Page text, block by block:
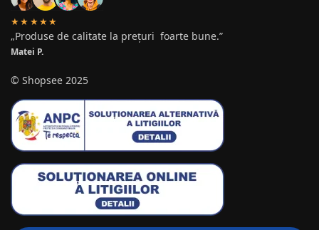
★★★★★
„Produse de calitate la prețuri foarte bune.”
Matei P.
© Shopsee 2025